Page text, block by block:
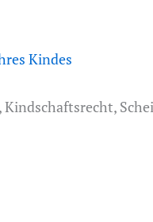
Kindes